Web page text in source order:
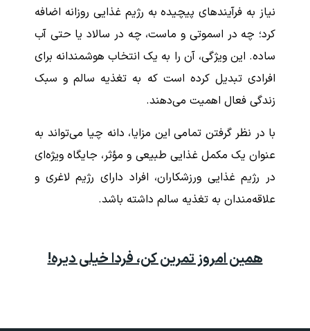
نیاز به فرآیندهای پیچیده به رژیم غذایی روزانه اضافه
کرد؛ چه در اسموتی و ماست، چه در سالاد یا حتی آب
ساده. این ویژگی، آن را به یک انتخاب هوشمندانه برای
افرادی تبدیل کرده است که به تغذیه سالم و سبک
زندگی فعال اهمیت می‌دهند.
با در نظر گرفتن تمامی این مزایا، دانه چیا می‌تواند به
عنوان یک مکمل غذایی طبیعی و مؤثر، جایگاه ویژه‌ای
در رژیم غذایی ورزشکاران، افراد دارای رژیم لاغری و
علاقه‌مندان به تغذیه سالم داشته باشد.
همین امروز تمرین کن، فردا خیلی دیره!